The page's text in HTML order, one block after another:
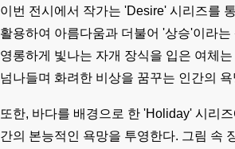
이번 전시에서 작가는 'Desire' 시리즈를
활용하여 아름다움과 더불어 '상승'이라
영롱하게 빛나는 자개 장식을 입은 여체
넘나들며 화려한 비상을 꿈꾸는 인간의
또한, 바다를 배경으로 한 'Holiday' 시리
간의 본능적인 욕망을 투영한다. 그림 속